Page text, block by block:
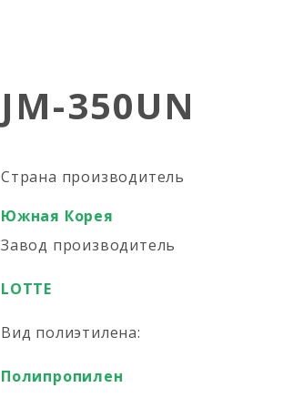
JM-350UN
Страна производитель
Южная Корея
Завод производитель
LOTTE
Вид полиэтилена:
Полипропилен